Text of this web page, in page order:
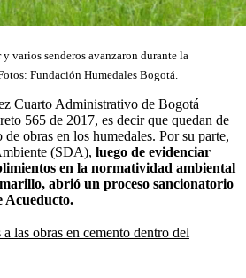
varios senderos avanzaron durante la
Fundación Humedales Bogotá.
Cuarto Administrativo de Bogotá
565 de 2017, es decir que quedan de
obras en los humedales. Por su parte,
(SDA), luego de evidenciar
en la normatividad ambiental
abrió un proceso sancionatorio
Acueducto.
a las obras en cemento dentro del